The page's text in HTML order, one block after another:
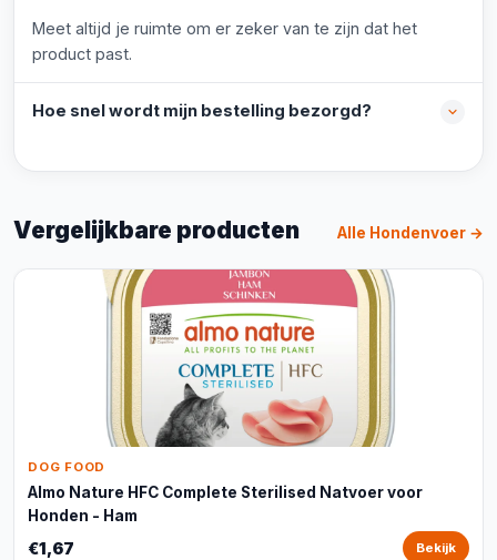
Meet altijd je ruimte om er zeker van te zijn dat het
product past.
Hoe snel wordt mijn bestelling bezorgd?
Vergelijkbare producten Alle Hondenvoer →
DOG FOOD
Almo Nature HFC Complete Sterilised Natvoer voor
Honden - Ham
€1,67 Bekijk